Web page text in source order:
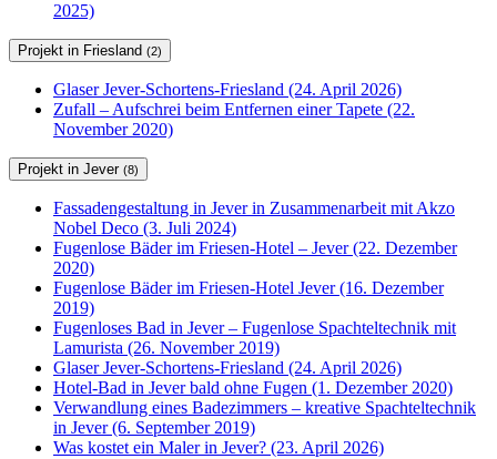
2025)
Projekt in Friesland (2)
Glaser Jever-Schortens-Friesland (24. April 2026)
Zufall – Aufschrei beim Entfernen einer Tapete (22.
November 2020)
Projekt in Jever (8)
Fassadengestaltung in Jever in Zusammenarbeit mit Akzo
Nobel Deco (3. Juli 2024)
Fugenlose Bäder im Friesen-Hotel – Jever (22. Dezember
2020)
Fugenlose Bäder im Friesen-Hotel Jever (16. Dezember
2019)
Fugenloses Bad in Jever – Fugenlose Spachteltechnik mit
Lamurista (26. November 2019)
Glaser Jever-Schortens-Friesland (24. April 2026)
Hotel-Bad in Jever bald ohne Fugen (1. Dezember 2020)
Verwandlung eines Badezimmers – kreative Spachteltechnik
in Jever (6. September 2019)
Was kostet ein Maler in Jever? (23. April 2026)